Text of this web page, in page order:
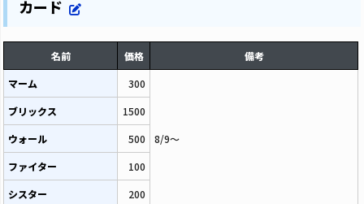
カード
名前 価格
備考
マーム
300
8/9～
ブリックス
1500
ウォール
500
ファイター
100
シスター
200